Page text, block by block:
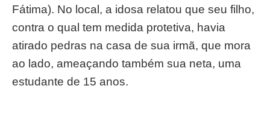
Fátima). No local, a idosa relatou que seu filho,
contra o qual tem medida protetiva, havia
atirado pedras na casa de sua irmã, que mora
ao lado, ameaçando também sua neta, uma
estudante de 15 anos.